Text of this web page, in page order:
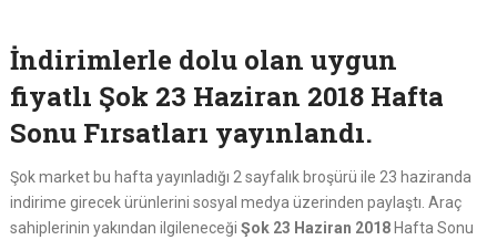
İndirimlerle dolu olan uygun
fiyatlı Şok 23 Haziran 2018 Hafta
Sonu Fırsatları yayınlandı.
Şok market bu hafta yayınladığı 2 sayfalık broşürü ile 23 haziranda
indirime girecek ürünlerini sosyal medya üzerinden paylaştı. Araç
sahiplerinin yakından ilgileneceği Şok 23 Haziran 2018Hafta Sonu